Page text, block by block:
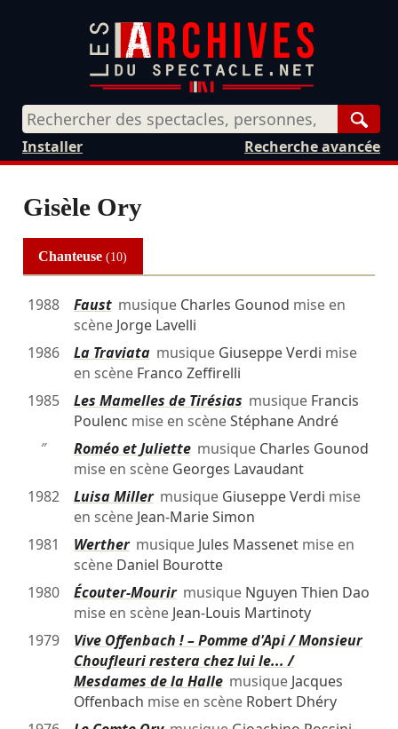
Recherche avancée
Installer
Gisèle Ory
Chanteuse(10)
1988 Faustmusique Charles Gounod mise en
scène Jorge Lavelli
1986
La Traviatamusique Giuseppe Verdi mise
en scène Franco Zeffirelli
1985
Les Mamelles de Tirésias musique Francis
Poulenc mise en scèneStéphane André
″
Roméo et Juliettemusique Charles Gounod
mise en scène Georges Lavaudant
1982
Luisa Millermusique Giuseppe Verdi mise
en scène Jean-Marie Simon
1981
Werthermusique Jules Massenetmise en
scène Daniel Bourotte
1980
Écouter-Mourirmusique Nguyen Thien Dao
mise en scène Jean-Louis Martinoty
1979
Vive Offenbach ! – Pomme d'Api / Monsieur
Choufleuri restera chez lui le... /
Mesdames de la Hallemusique Jacques
Offenbach mise en scène Robert Dhéry